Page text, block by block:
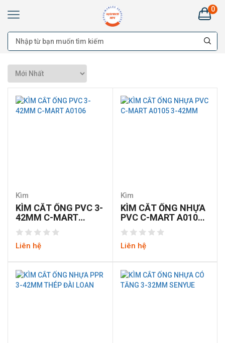
Kim
Khí
HANKO
HÀ
buôn
Đại
lý
Cung
cấp
cho
0
Kìm
KÌM CẮT ỐNG PVC 3-
42MM C-MART
A0106
Liên hệ
Kìm
KÌM CẮT ỐNG NHỰA
PVC C-MART A0105
3-42MM
Liên hệ